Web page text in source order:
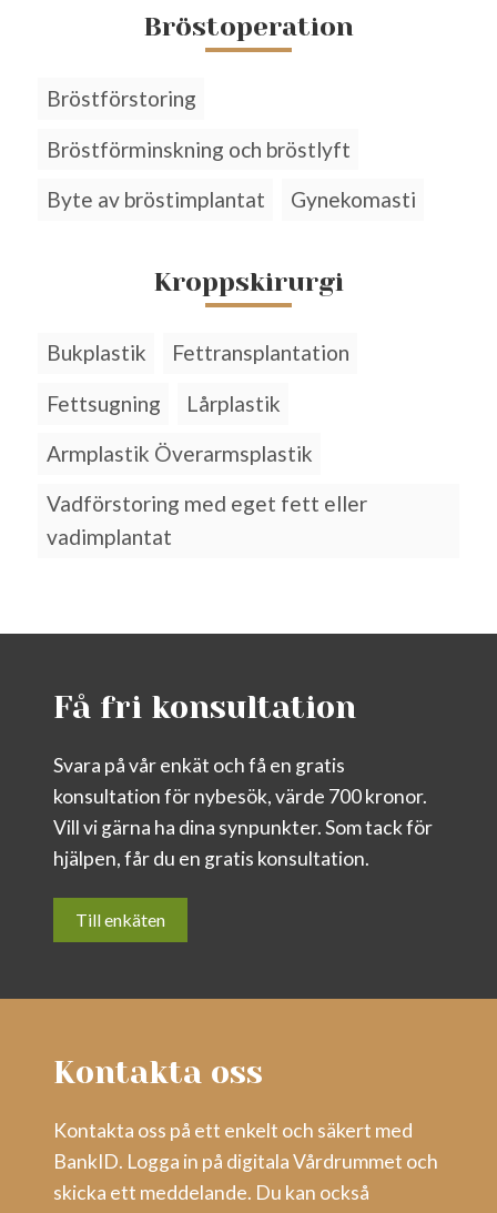
Bröstoperation
Bröstförstoring
Bröstförminskning och bröstlyft
Byte av bröstimplantat
Gynekomasti
Kroppskirurgi
Bukplastik
Fettransplantation
Fettsugning
Lårplastik
Armplastik Överarmsplastik
Vadförstoring med eget fett eller
vadimplantat
Få fri konsultation
Svara på vår enkät och få en gratis
konsultation för nybesök, värde 700 kronor.
Vill vi gärna ha dina synpunkter. Som tack för
hjälpen, får du en gratis konsultation.
Till enkäten
Kontakta oss
Kontakta oss på ett enkelt och säkert med
BankID. Logga in på digitala Vårdrummet och
skicka ett meddelande. Du kan också